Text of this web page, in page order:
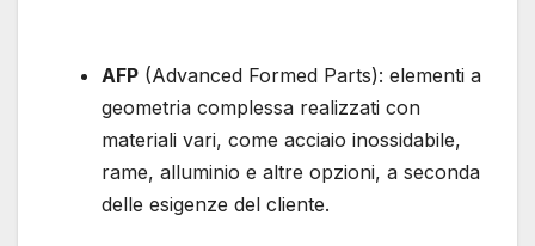
AFP (Advanced Formed Parts): elementi a
geometria complessa realizzati con
materiali vari, come acciaio inossidabile,
rame, alluminio e altre opzioni, a seconda
delle esigenze del cliente.